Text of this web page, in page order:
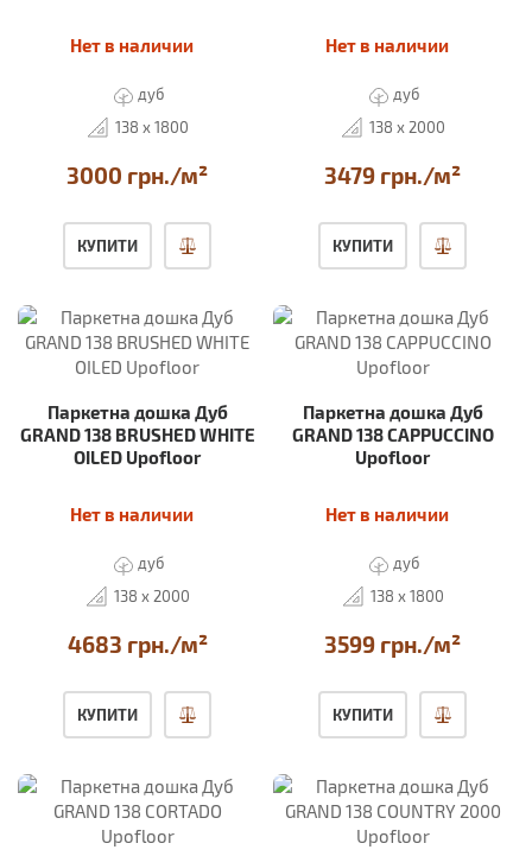
Нет в наличии
дуб
138 x 1800
3000 грн./м²
КУПИТИ
Нет в наличии
дуб
138 x 2000
3479 грн./м²
КУПИТИ
Паркетна дошка Дуб
GRAND 138 BRUSHED WHITE
OILED Upofloor
Нет в наличии
дуб
138 x 2000
4683 грн./м²
КУПИТИ
Паркетна дошка Дуб
GRAND 138 CAPPUCCINO
Upofloor
Нет в наличии
дуб
138 x 1800
3599 грн./м²
КУПИТИ